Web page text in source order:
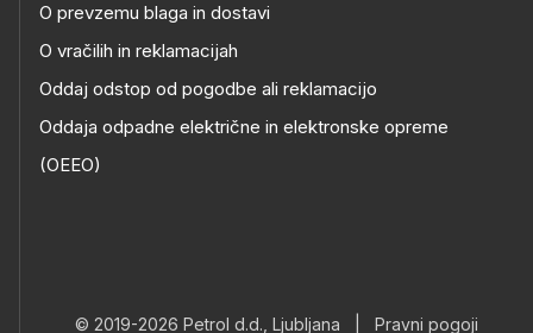
O prevzemu blaga in dostavi
O vračilih in reklamacijah
Oddaj odstop od pogodbe ali reklamacijo
Oddaja odpadne električne in elektronske opreme
(OEEO)
© 2019-2026 Petrol d.d., Ljubljana Pravni pogoji